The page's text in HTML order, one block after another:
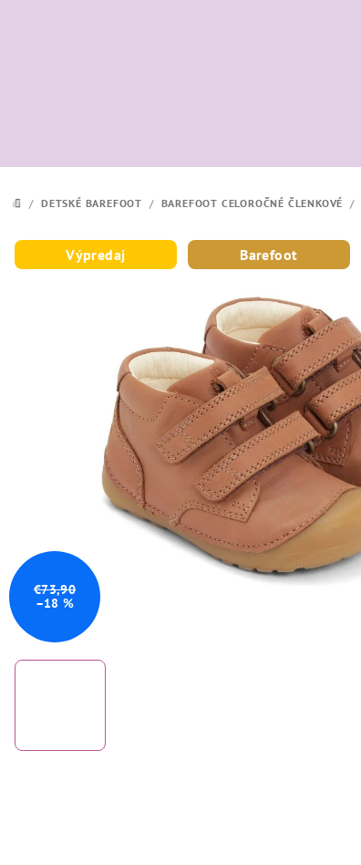
DOMOV
/ DETSKÉ BAREFOOT / BAREFOOT CELOROČNÉ ČLENKOVÉ /
Výpredaj Barefoot
€73,90
–18 %